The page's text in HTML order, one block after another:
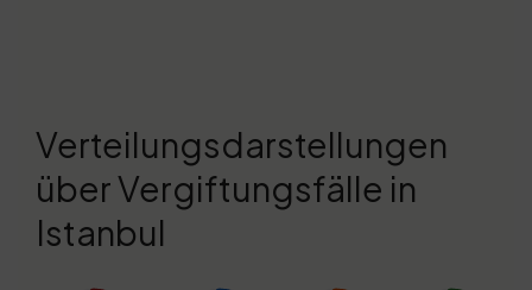
Verteilungsdarstellungen
über Vergiftungsfälle in
Istanbul